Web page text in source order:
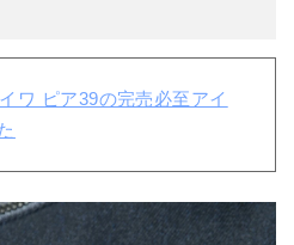
ワ ピア39の完売必至アイ